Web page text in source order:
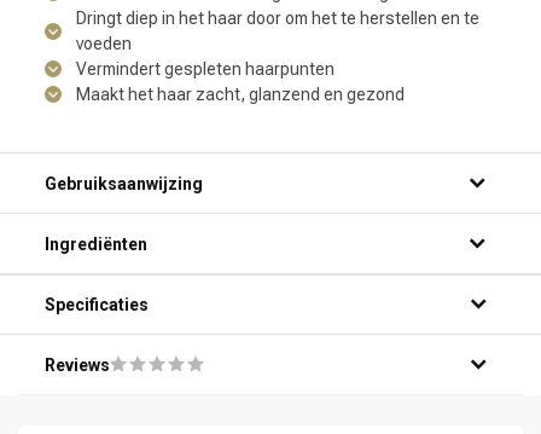
Omvorming
Dringt diep in het haar door om het te herstellen en te
voeden
Vermindert gespleten haarpunten
Maakt het haar zacht, glanzend en gezond
Gebruiksaanwijzing
Ingrediënten
Specificaties
Reviews